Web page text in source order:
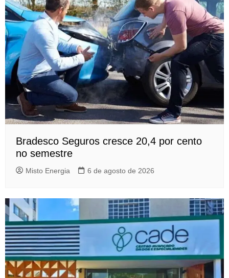
Bradesco Seguros cresce 20,4 por cento
no semestre
Misto Energia 6 de agosto de 2026